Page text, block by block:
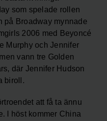
som spelade rollen
på Broadway mynnade
2006 med Beyoncé
Murphy och Jennifer
vann tre Golden
där Jennifer Hudson
biroll.
att få ta ännu
I höst kommer China